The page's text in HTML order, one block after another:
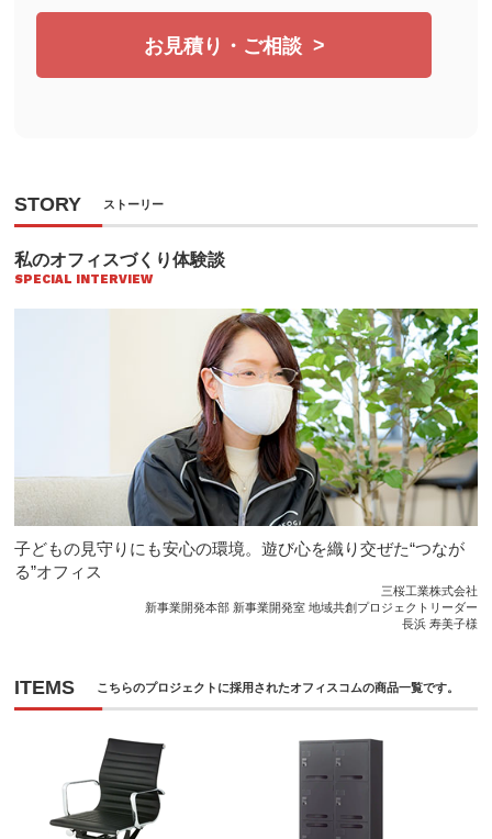
お見積り・ご相談
STORY ストーリー
私のオフィスづくり体験談
SPECIAL INTERVIEW
子どもの見守りにも安心の環境。遊び心を織り交ぜた“つなが
る”オフィス
三桜工業株式会社
新事業開発本部 新事業開発室 地域共創プロジェクトリーダー
長浜 寿美子様
ITEMS こちらのプロジェクトに採用されたオフィスコムの商品一覧です。